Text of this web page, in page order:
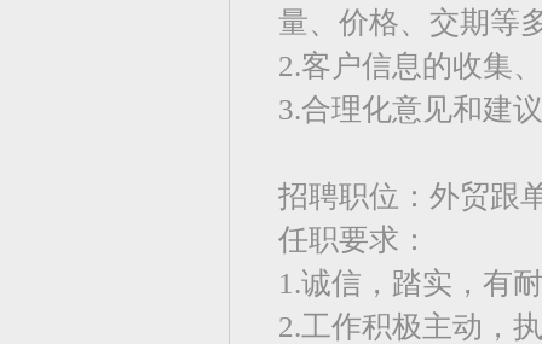
量、价格、交期等
2.客户信息的收集
3.合理化意见和建
招聘职位：外贸跟
任职要求：
1.诚信，踏实，有
2.工作积极主动，